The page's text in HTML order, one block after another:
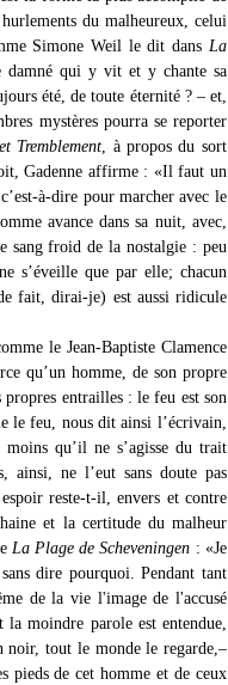
du malheureux, celui
Simone Weil le dit dans La
damné qui y vit et y chante sa
été, de toute éternité ? – et,
mystères pourra se reporter
Tremblement , à propos du sort
Gadenne affirme : «Il faut un
à-dire pour marcher avec le
avance dans sa nuit, avec,
sang froid de la nostalgie : peu
s’éveille que par elle; chacun
fait, dirai-je) est aussi ridicule
le Jean-Baptiste Clamence
qu’un homme, de son propre
entrailles : le feu est son
le feu, nous dit ainsi l’écrivain,
qu’il ne s’agisse du trait
ainsi, ne l’eut sans doute pas
reste-t-il, envers et contre
et la certitude du malheur
La Plage de Scheveningen : «Je
dire pourquoi. Pendant tant
de la vie l'image de l'accusé
moindre parole est entendue,
noir, tout le monde le regarde,–
pieds de cet homme et de ceux